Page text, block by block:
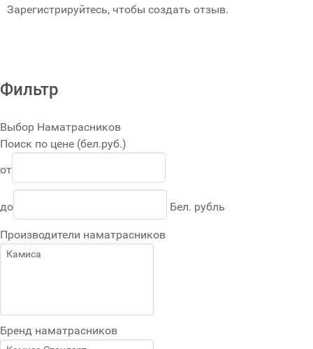
Зарегистрируйтесь, чтобы создать отзыв.
Фильтр
Выбор Наматрасников
Поиск по цене (бел.руб.)
от
до Бел. рубль
Производители наматрасников
Бренд наматрасников